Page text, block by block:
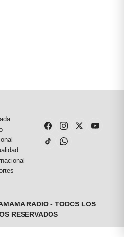
RADIO - TODOS LOS
RESERVADOS